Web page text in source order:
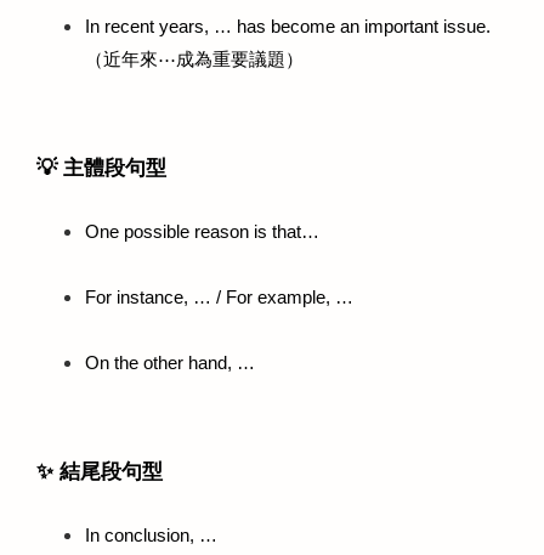
In recent years, … has become an important issue.
（近年來⋯成為重要議題）
💡 主體段句型
One possible reason is that…
For instance, … / For example, …
On the other hand, …
✨ 結尾段句型
In conclusion, …